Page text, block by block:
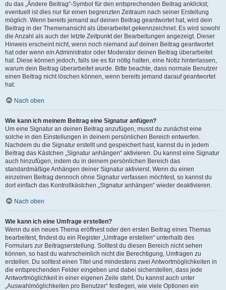
du das „Ändere Beitrag“-Symbol für den entsprechenden Beitrag anklickst;
eventuell ist dies nur für einen begrenzten Zeitraum nach seiner Erstellung
möglich. Wenn bereits jemand auf deinen Beitrag geantwortet hat, wird dein
Beitrag in der Themenansicht als überarbeitet gekennzeichnet. Es wird sowohl
die Anzahl als auch der letzte Zeitpunkt der Bearbeitungen angezeigt. Dieser
Hinweis erscheint nicht, wenn noch niemand auf deinen Beitrag geantwortet
hat oder wenn ein Administrator oder Moderator deinen Beitrag überarbeitet
hat. Diese können jedoch, falls sie es für nötig halten, eine Notiz hinterlassen,
warum dein Beitrag überarbeitet wurde. Bitte beachte, dass normale Benutzer
einen Beitrag nicht löschen können, wenn bereits jemand darauf geantwortet
hat.
Nach oben
Wie kann ich meinem Beitrag eine Signatur anfügen?
Um eine Signatur an deinen Beitrag anzufügen, musst du zunächst eine
solche in den Einstellungen in deinem persönlichen Bereich entwerfen.
Nachdem du die Signatur erstellt und gespeichert hast, kannst du in jedem
Beitrag das Kästchen „Signatur anhängen“ aktivieren. Du kannst eine Signatur
auch hinzufügen, indem du in deinem persönlichen Bereich das
standardmäßige Anhängen deiner Signatur aktivierst. Wenn du einen
einzelnen Beitrag dennoch ohne Signatur verfassen möchtest, so kannst du
dort einfach das Kontrollkästchen „Signatur anhängen“ wieder deaktivieren.
Nach oben
Wie kann ich eine Umfrage erstellen?
Wenn du ein neues Thema eröffnest oder den ersten Beitrag eines Themas
bearbeitest, findest du ein Register „Umfrage erstellen“ unterhalb des
Formulars zur Beitragserstellung. Solltest du diesen Bereich nicht sehen
können, so hast du wahrscheinlich nicht die Berechtigung, Umfragen zu
erstellen. Du solltest einen Titel und mindestens zwei Antwortmöglichkeiten in
die entsprechenden Felder eingeben und dabei sicherstellen, dass jede
Antwortmöglichkeit in einer eigenen Zeile steht. Du kannst auch unter
„Auswahlmöglichkeiten pro Benutzer“ festlegen, wie viele Optionen ein